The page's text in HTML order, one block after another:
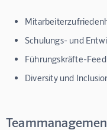
Schulungs- und
Führungskräfte-
Diversity und